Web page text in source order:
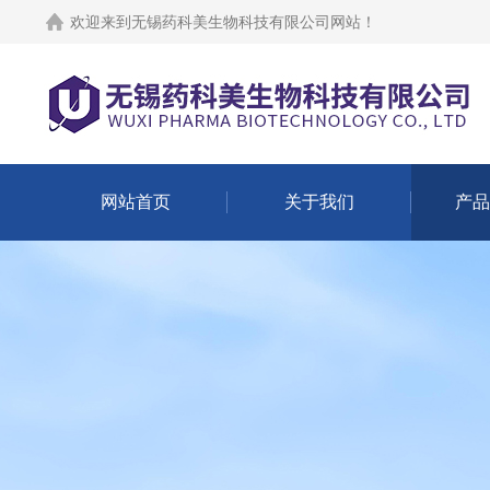
欢迎来到 无锡药科美生物科技有限公司网站 ！
网站首页 关于我们 产